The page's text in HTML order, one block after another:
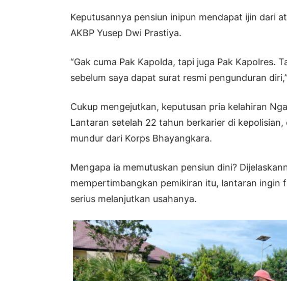
Keputusannya pensiun inipun mendapat ijin dari
AKBP Yusep Dwi Prastiya.
“Gak cuma Pak Kapolda, tapi juga Pak Kapolres.
sebelum saya dapat surat resmi pengunduran
Cukup mengejutkan, keputusan pria kelahiran
Lantaran setelah 22 tahun berkarier di
mundur dari Korps Bhayangkara.
Mengapa ia memutuskan pensiun dini?
mempertimbangkan pemikiran itu, lantaran ingin
serius melanjutkan usahanya.